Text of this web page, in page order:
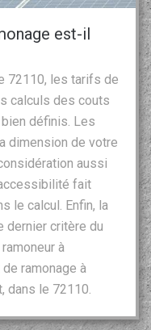
est-il
72110, les tarifs de
calculs des couts
définis. Les
dimension de votre
aussi
fait
le calcul. Enfin, la
dernier critère du
à
ramonage à
dans le 72110.